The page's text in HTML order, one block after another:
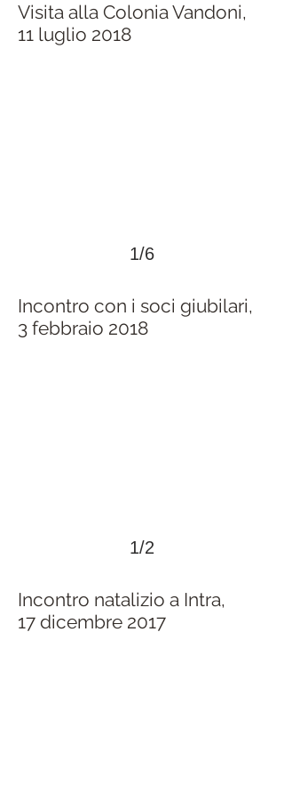
Visita alla Colonia Vandoni,
11 luglio 2018
>
1/6
Incontro con i soci giubilari,
3 febbraio 2018
>
1/2
Incontro natalizio a Intra,
17 dicembre 2017
>